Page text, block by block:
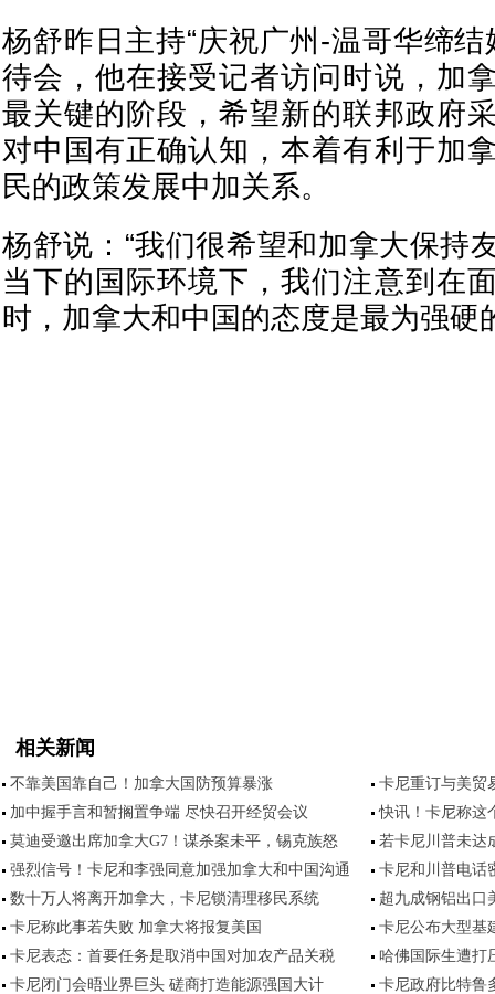
杨舒昨日主持“庆祝广州-温哥华缔结
待会，他在接受记者访问时说，加
最关键的阶段，希望新的联邦政府
对中国有正确认知，本着有利于加
民的政策发展中加关系。
杨舒说：“我们很希望和加拿大保持
当下的国际环境下，我们注意到在
时，加拿大和中国的态度是最为强硬
相关新闻
不靠美国靠自己！加拿大国防预算暴涨
卡尼重订与美贸
加中握手言和暂搁置争端 尽快召开经贸会议
快讯！卡尼称这
莫迪受邀出席加拿大G7！谋杀案未平，锡克族怒
若卡尼川普未达
强烈信号！卡尼和李强同意加强加拿大和中国沟通
卡尼和川普电话
数十万人将离开加拿大，卡尼锁清理移民系统
超九成钢铝出口
卡尼称此事若失败 加拿大将报复美国
卡尼公布大型基
卡尼表态：首要任务是取消中国对加农产品关税
哈佛国际生遭打
卡尼闭门会晤业界巨头 磋商打造能源强国大计
卡尼政府比特鲁